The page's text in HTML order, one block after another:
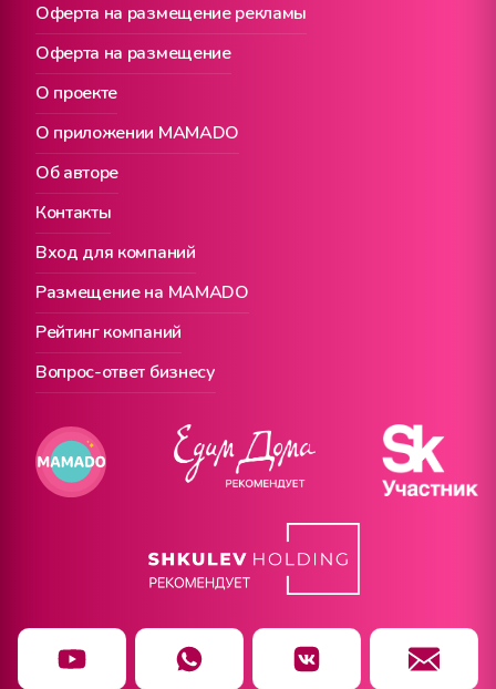
О проекте
Вход для компаний
О приложении MAMADO
Размещение на MAMADO
Оферта на размещение рекламы
Об авторе
Рейтинг компаний
Оферта на размещение
Контакты
Вопрос-ответ бизнесу